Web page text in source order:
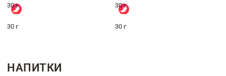
30 г 30 г
30 г 30 г
НАПИТКИ